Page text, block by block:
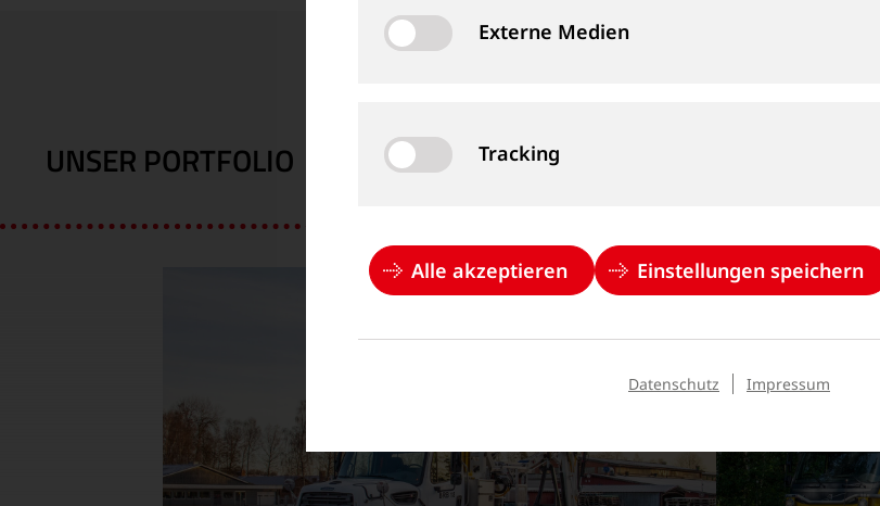
UNSER PORTFOLIO
Externe Medien
Tracking
Alle akzeptieren Einstellungen speichern
Datenschutz Impressum